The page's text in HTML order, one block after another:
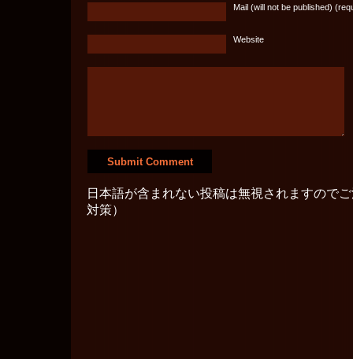
Mail (will not be published)
Website
日本語が含まれない投稿は無視されますので
対策）